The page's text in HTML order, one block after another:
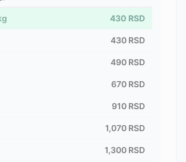
430 RSD
430 RSD
490 RSD
670 RSD
910 RSD
1,070 RSD
1,300 RSD